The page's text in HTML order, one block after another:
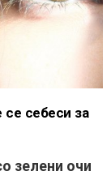
се себеси за
зелени очи